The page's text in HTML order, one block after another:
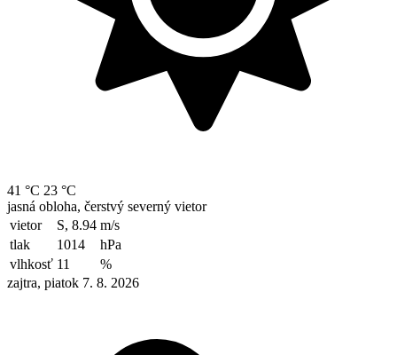
41 °C 23 °C
jasná obloha, čerstvý severný vietor
vietor
S, 8.94 m/s
tlak
1014
hPa
vlhkosť 11
%
zajtra, piatok 7. 8. 2026